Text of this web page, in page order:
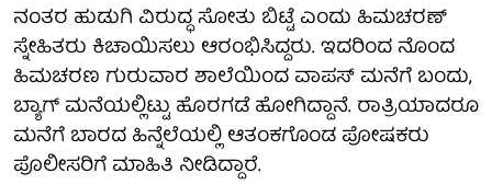
ನಂತರ ಹುಡುಗಿ ವಿರುದ್ಧ ಸೋತು ಬಿಟ್ಟೆ ಎಂದು ಹಿಮಚರಣ್
ಸ್ನೇಹಿತರು ಕಿಚಾಯಿಸಲು ಆರಂಭಿಸಿದ್ದರು. ಇದರಿಂದ ನೊಂದ
ಹಿಮಚರಣ ಗುರುವಾರ ಶಾಲೆಯಿಂದ ವಾಪಸ್ ಮನೆಗೆ ಬಂದು,
ಬ್ಯಾಗ್ ಮನೆಯಲ್ಲಿಟ್ಟು ಹೊರಗಡೆ ಹೋಗಿದ್ದಾನೆ. ರಾತ್ರಿಯಾದರೂ
ಮನೆಗೆ ಬಾರದ ಹಿನ್ನೆಲೆಯಲ್ಲಿ ಆತಂಕಗೊಂಡ ಪೋಷಕರು
ಪೊಲೀಸರಿಗೆ ಮಾಹಿತಿ ನೀಡಿದ್ದಾರೆ.